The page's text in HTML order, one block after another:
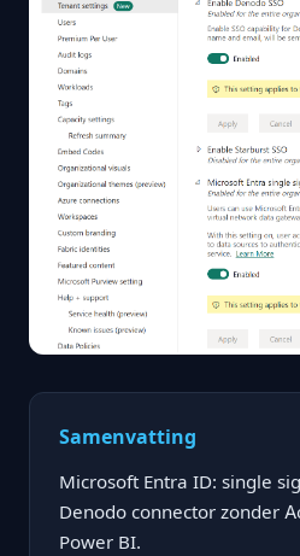
Samenvatting
Microsoft Entra ID: single
Denodo connector zonder
Power BI.